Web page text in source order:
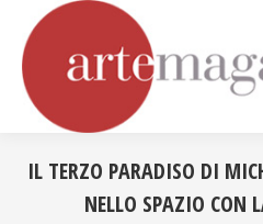
IL TERZO PARADISO DI
NELLO SPAZIO CON